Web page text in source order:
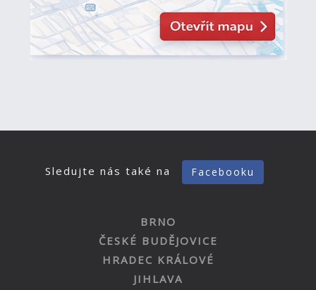
Sledujte nás také na Facebooku
BRNO
ČESKÉ BUDĚJOVICE
HRADEC KRÁLOVÉ
JIHLAVA